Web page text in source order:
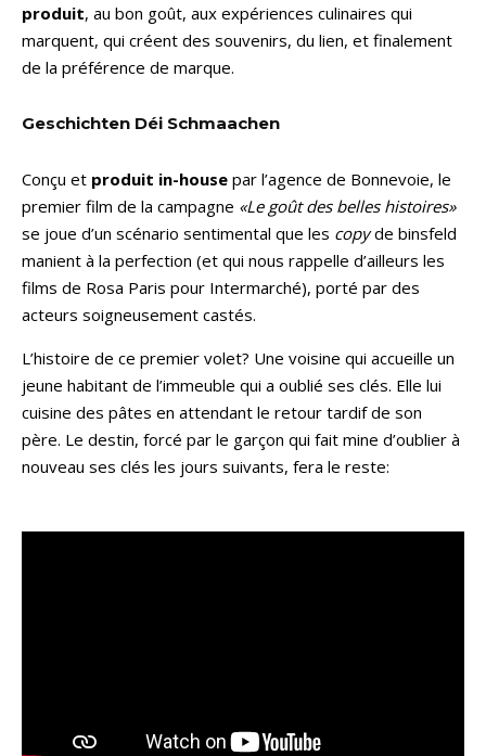
produit, au bon goût, aux expériences culinaires qui
marquent, qui créent des souvenirs, du lien, et finalement
de la préférence de marque.
Geschichten Déi Schmaachen
Conçu et produit in-house par l’agence de Bonnevoie, le
premier film de la campagne «Le goût des belles histoires»
se joue d’un scénario sentimental que les copyde binsfeld
manient à la perfection (et qui nous rappelle d’ailleurs les
films de Rosa Paris pour Intermarché), porté par des
acteurs soigneusement castés.
L’histoire de ce premier volet? Une voisine qui accueille un
jeune habitant de l’immeuble qui a oublié ses clés. Elle lui
cuisine des pâtes en attendant le retour tardif de son
père. Le destin, forcé par le garçon qui fait mine d’oublier à
nouveau ses clés les jours suivants, fera le reste: